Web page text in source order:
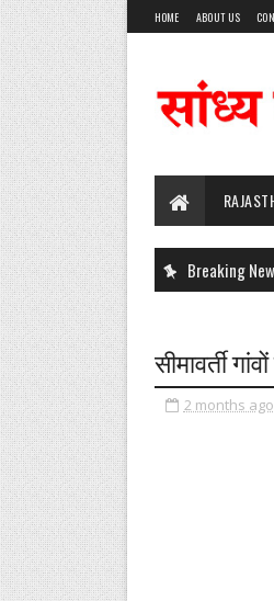
HOME ABOUT US
Breaking
सीमावर्ती
2 months ago